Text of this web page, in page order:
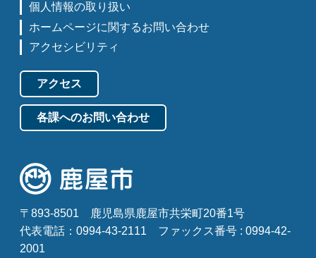
個人情報の取り扱い
ホームページに関するお問い合わせ
アクセシビリティ
アクセス
各課へのお問い合わせ
〒893-8501
鹿児島県鹿屋市共栄町20番1号
代表電話：0994-43-2111
ファックス番号 : 0994-42-
2001